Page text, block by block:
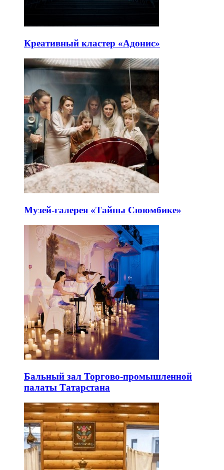
Креативный кластер «Адонис»
Музей-галерея «Тайны Сююмбике»
Бальный зал Торгово-промышленной
палаты Татарстана